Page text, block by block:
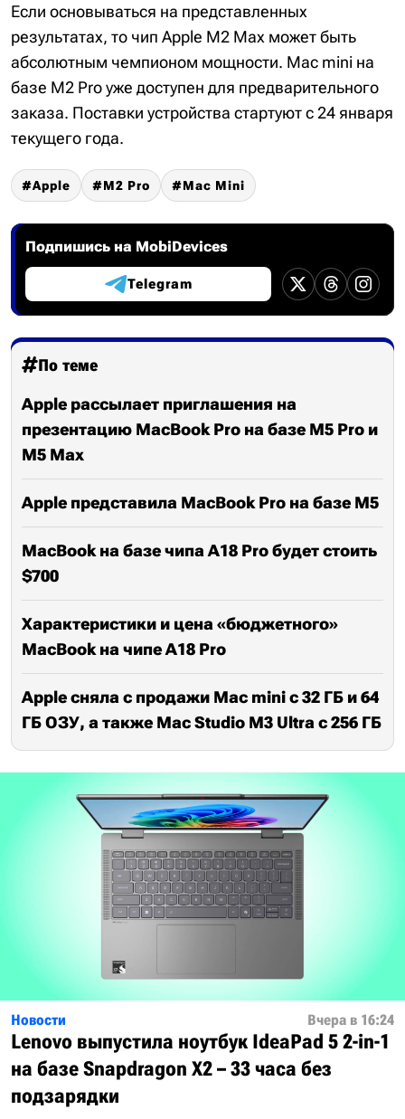
Если основываться на представленных
результатах, то чип Apple M2 Max может быть
абсолютным чемпионом мощности. Mac mini на
базе M2 Pro уже доступен для предварительного
заказа. Поставки устройства стартуют с 24 января
текущего года.
Apple M2 Pro Mac Mini
Подпишись на MobiDevices
Telegram
По теме
Apple рассылает приглашения на
презентацию MacBook Pro на базе M5 Pro и
M5 Max
Apple представила MacBook Pro на базе M5
MacBook на базе чипа A18 Pro будет стоить
$700
Характеристики и цена «бюджетного»
MacBook на чипе A18 Pro
Apple сняла с продажи Mac mini с 32 ГБ и 64
ГБ ОЗУ, а также Mac Studio M3 Ultra с 256 ГБ
Новости Вчера в 16:24
Lenovo выпустила ноутбук IdeaPad 5 2-in-1
на базе Snapdragon X2 – 33 часа без
подзарядки